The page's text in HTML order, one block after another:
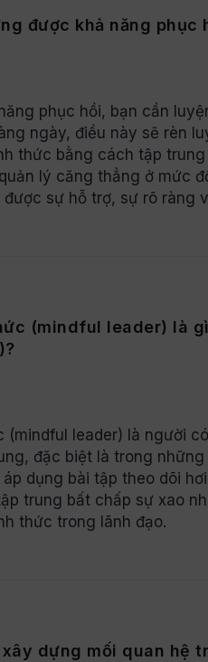
được khả năng phục
phục hồi, bạn cần
ngày, điều này sẽ rèn
thức bằng cách tập
lý căng thẳng ở mức
được sự hỗ trợ, sự rõ ràng
(mindful leader) là
(mindful leader) là người
đặc biệt là trong
áp dụng bài tập theo dõi
trung bất chấp sự xao
thức trong lãnh đạo.
xây dựng mối quan hệ